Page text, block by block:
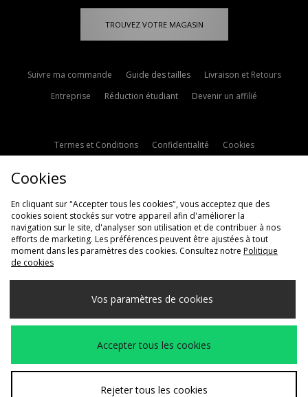
TROUVEZ VOTRE MAGASIN
Suivre ma commande Guide des tailles
Livraison et Retours
Entreprise
Réduction étudiant Devenir un affilié
Termes et Conditions Confidentialité
Cookies
Politique d'avis en ligne
Livraison Vers
France
Nous acceptons les méthodes de paiement suivantes
Voir le site internet de l'entreprisewww.jdplc.com
Cookies
En cliquant sur "Accepter tous les cookies", vous acceptez que des
cookies soient stockés sur votre appareil afin d'améliorer la
navigation sur le site, d'analyser son utilisation et de contribuer à nos
efforts de marketing. Les préférences peuvent être ajustées à tout
moment dans les paramètres des cookies. Consultez notre Politique
de cookies
Vos paramètres de cookies
Accepter tous les cookies
Rejeter tous les cookies